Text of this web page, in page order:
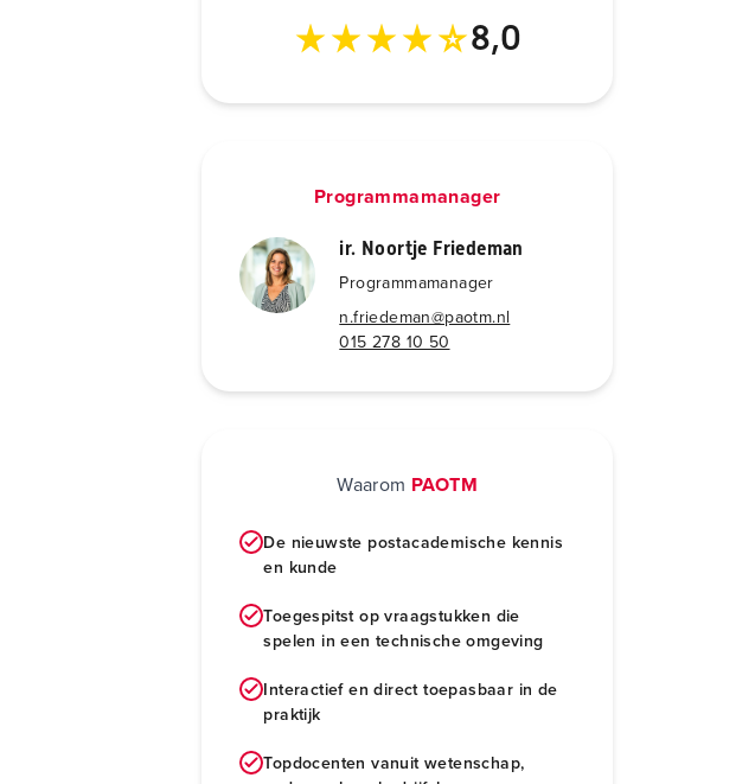
8,0
Programmamanager
ir. Noortje Friedeman
Programmamanager
n.friedeman@paotm.nl
015 278 10 50
Waarom PAOTM
De nieuwste postacademische kennis
en kunde
Toegespitst op vraagstukken die
spelen in een technische omgeving
Interactief en direct toepasbaar in de
praktijk
Topdocenten vanuit wetenschap,